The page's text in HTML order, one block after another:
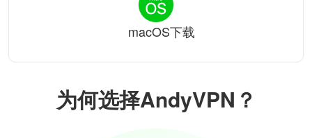
为何选择AndyVPN？
macOS下载